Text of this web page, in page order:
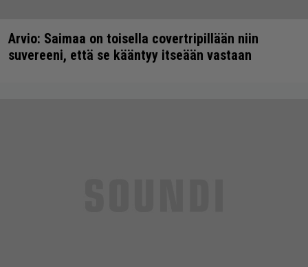
Arvio: Saimaa on toisella covertripillään niin
suvereeni, että se kääntyy itseään vastaan